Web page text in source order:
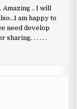
Amazing .. I will
am happy to
need develop
sharing. . . . . .